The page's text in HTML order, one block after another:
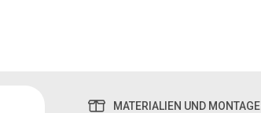
MATERIALIEN UND MONTAGE